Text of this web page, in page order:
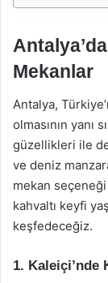
Mekanlar
Antalya,
olmasının yanı
güzellikleri ile
ve deniz
mekan seçeneği
kahvaltı keyfi
keşfedeceğiz.
1. Kaleiçi’nde